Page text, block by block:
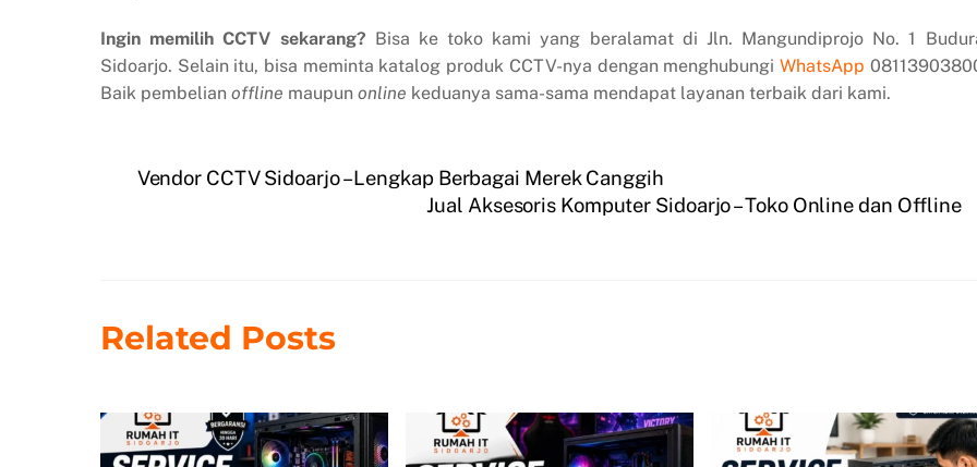
Ingin memilih CCTV sekarang? Bisa ke toko kami yang beralamat di Jln. Mangundiprojo No. 1
Sidoarjo. Selain itu, bisa meminta katalog produk CCTV-nya dengan menghubungi WhatsApp
Baik pembelian offline maupun online keduanya sama-sama mendapat layanan terbaik dari kami.
Vendor CCTV Sidoarjo – Lengkap Berbagai Merek Canggih
Jual Aksesoris Komputer Sidoarjo – Toko Online dan Offline
Related Posts